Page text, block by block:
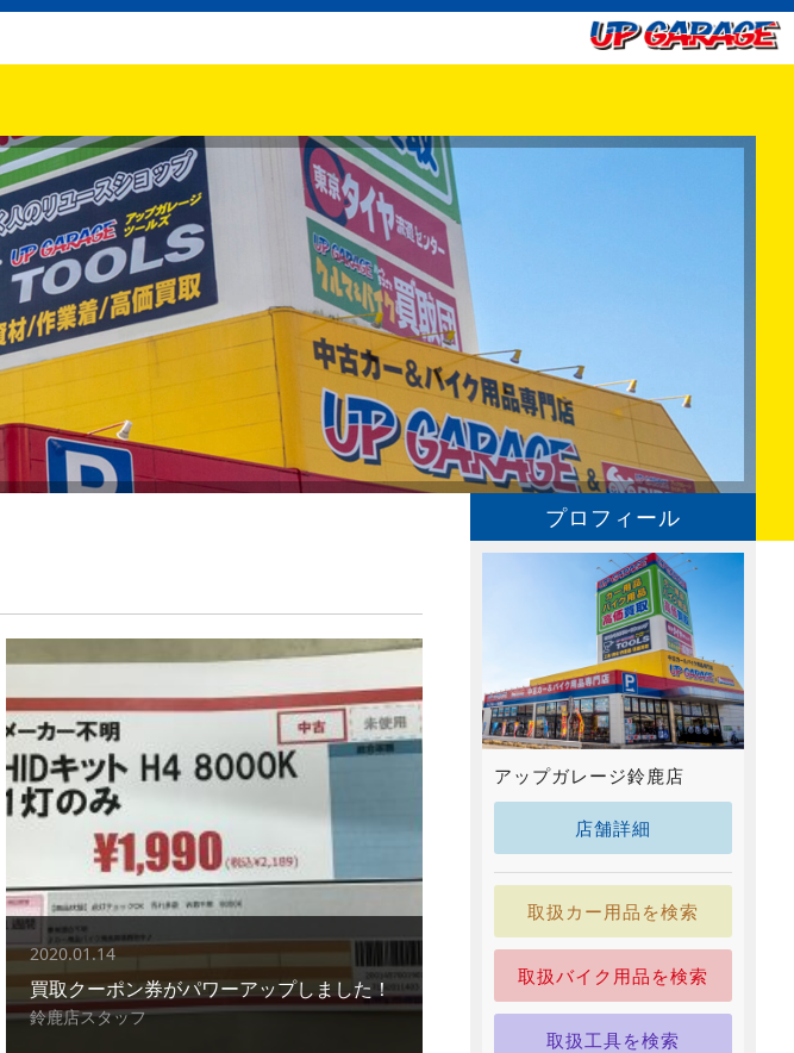
2020.01.14
買取クーポン券がパワーアップしました！
鈴鹿店スタッフ
プロフィール
アップガレージ鈴鹿店
店舗詳細
取扱カー用品を検索
取扱バイク用品を検索
取扱工具を検索